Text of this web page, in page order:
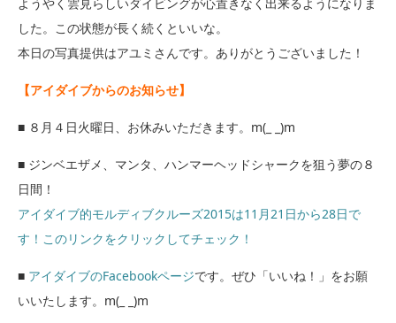
した。この状態が長く続くといいな。
本日の写真提供はアユミさんです。ありがとうございました！
【アイダイブからのお知らせ】
■ ８月４日火曜日、お休みいただきます。m(_ _)m
■ ジンベエザメ、マンタ、ハンマーヘッドシャークを狙う夢の８
日間！
アイダイブ的モルディブクルーズ2015は11月21日から28日で
す！このリンクをクリックしてチェック！
■ アイダイブのFacebookページです。ぜひ「いいね！」をお願
いいたします。m(_ _)m